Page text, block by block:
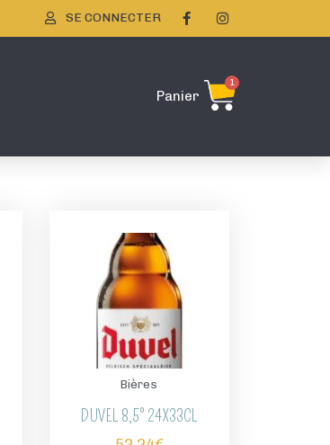
SE CONNECTER
Panier
1
Bières
DUVEL 8,5° 24X33CL